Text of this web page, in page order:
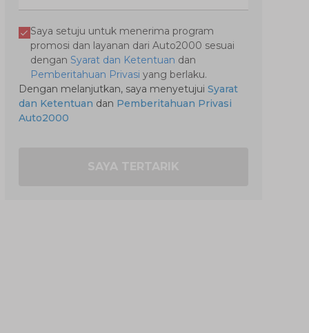
Saya setuju untuk menerima program
promosi dan layanan dari Auto2000 sesuai
dengan Syarat dan Ketentuan dan
Pemberitahuan Privasi yang berlaku.
Dengan melanjutkan, saya menyetujui Syarat
dan Ketentuan dan Pemberitahuan Privasi
Auto2000